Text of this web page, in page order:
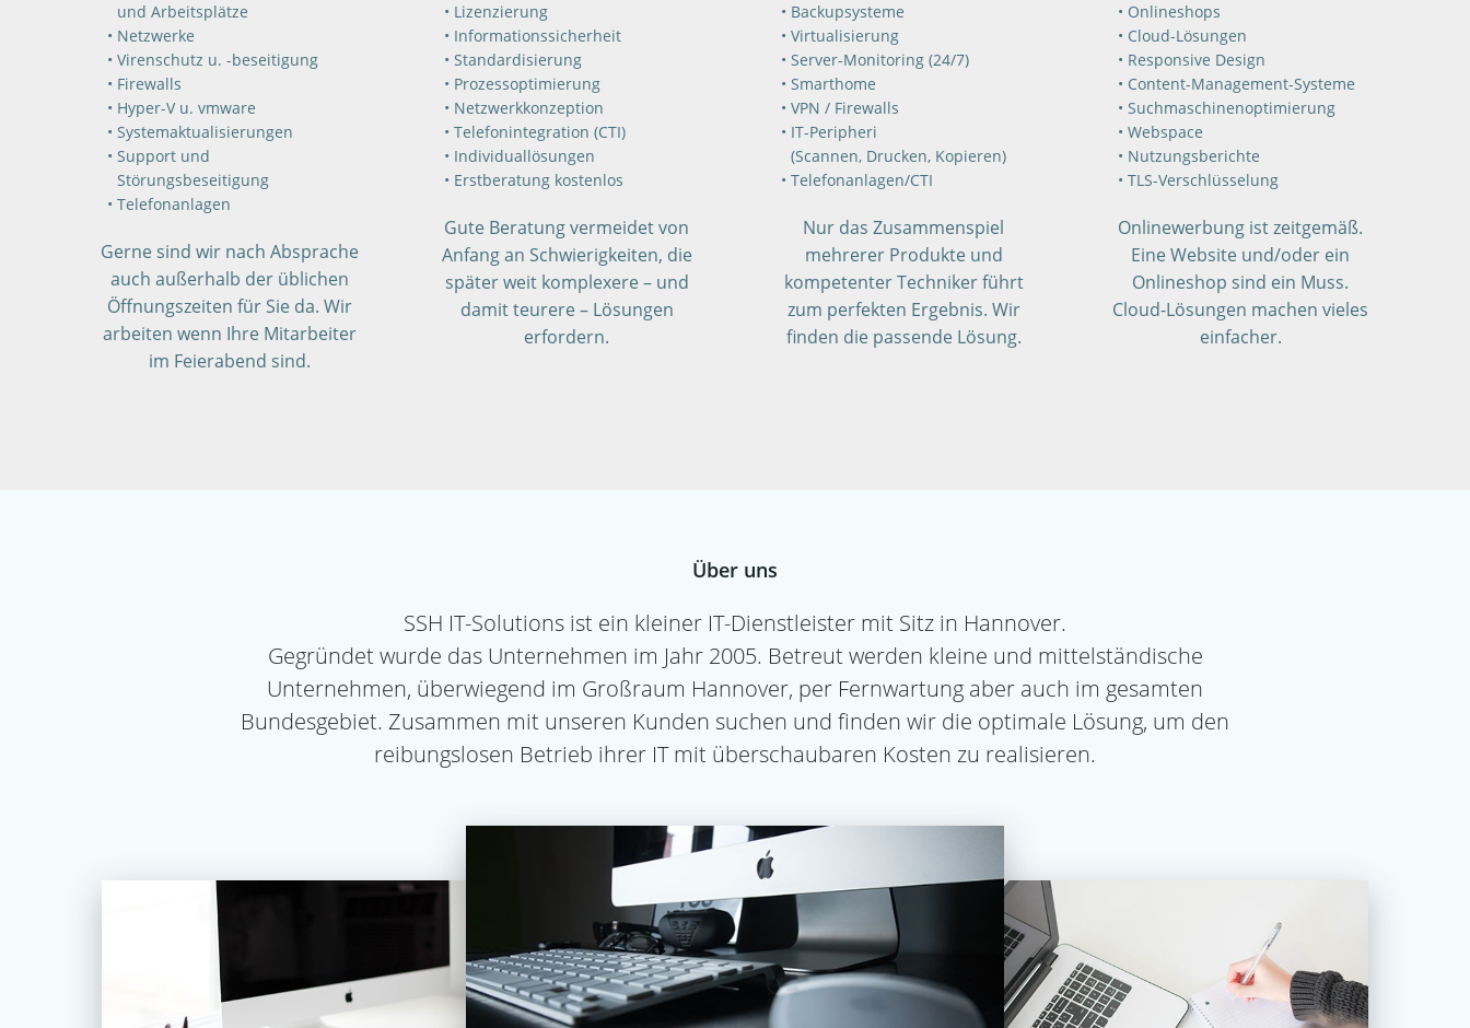
und Arbeitsplätze
Netzwerke
Virenschutz u. -beseitigung
Firewalls
Hyper-V u. vmware
Systemaktualisierungen
Support und
Störungsbeseitigung
Telefonanlagen
Gerne sind wir nach Absprache
auch außerhalb der üblichen
Öffnungszeiten für Sie da. Wir
arbeiten wenn Ihre Mitarbeiter
im Feierabend sind.
Lizenzierung
Informationssicherheit
Standardisierung
Prozessoptimierung
Netzwerkkonzeption
Telefonintegration (CTI)
Individuallösungen
Erstberatung kostenlos
Gute Beratung vermeidet von
Anfang an Schwierigkeiten, die
später weit komplexere – und
damit teurere – Lösungen
erfordern.
Backupsysteme
Virtualisierung
Server-Monitoring (24/7)
Smarthome
VPN / Firewalls
IT-Peripheri
(Scannen, Drucken, Kopieren)
Telefonanlagen/CTI
Nur das Zusammenspiel
mehrerer Produkte und
kompetenter Techniker führt
zum perfekten Ergebnis. Wir
finden die passende Lösung.
Onlineshops
Cloud-Lösungen
Responsive Design
Content-Management-Systeme
Suchmaschinenoptimierung
Webspace
Nutzungsberichte
TLS-Verschlüsselung
Onlinewerbung ist zeitgemäß.
Eine Website und/oder ein
Onlineshop sind ein Muss.
Cloud-Lösungen machen vieles
einfacher.
Über uns
SSH IT-Solutions ist ein kleiner IT-Dienstleister mit Sitz in Hannover.
Gegründet wurde das Unternehmen im Jahr 2005. Betreut werden kleine und mittelständische
Unternehmen, überwiegend im Großraum Hannover, per Fernwartung aber auch im gesamten
Bundesgebiet. Zusammen mit unseren Kunden suchen und finden wir die optimale Lösung, um den
reibungslosen Betrieb ihrer IT mit überschaubaren Kosten zu realisieren.